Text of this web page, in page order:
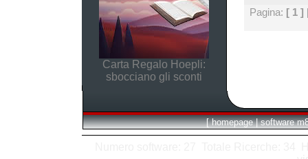
Carta Regalo Hoepli:
sbocciano gli sconti
Pagina: [ 1 ]
[ homepage | software